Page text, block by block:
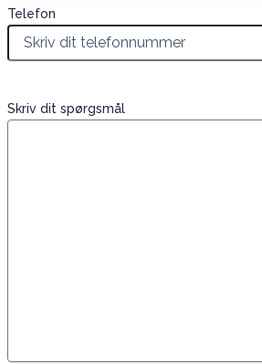
Telefon
Skriv dit spørgsmål